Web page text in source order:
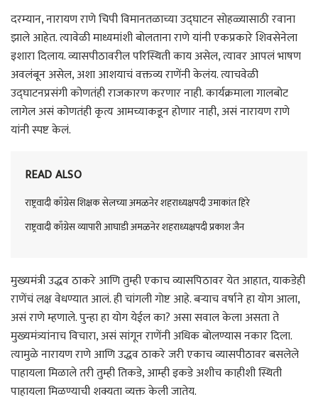
दरम्यान, नारायण राणे चिपी विमानतळाच्या उद्घाटन सोहळ्यासाठी रवाना
झाले आहेत. त्यावेळी माध्यमांशी बोलताना राणे यांनी एकप्रकारे शिवसेनेला
इशारा दिलाय. व्यासपीठावरील परिस्थिती काय असेल, त्यावर आपलं भाषण
अवलंबून असेल, अशा आशयाचं वक्तव्य राणेंनी केलंय. त्याचवेळी
उद्घाटनप्रसंगी कोणतंही राजकारण करणार नाही. कार्यक्रमाला गालबोट
लागेल असं कोणतंही कृत्य आमच्याकडून होणार नाही, असं नारायण राणे
यांनी स्पष्ट केलं.
READ ALSO
राष्ट्रवादी काँग्रेस शिक्षक सेलच्या अमळनेर शहराध्यक्षपदी उमाकांत हिरे
राष्ट्रवादी काँग्रेस व्यापारी आघाडी अमळनेर शहराध्यक्षपदी प्रकाश जैन
मुख्यमंत्री उद्धव ठाकरे आणि तुम्ही एकाच व्यासपिठावर येत आहात, याकडेही
राणेंचं लक्ष वेधण्यात आलं. ही चांगली गोष्ट आहे. बऱ्याच वर्षाने हा योग आला,
असं राणे म्हणाले. पुन्हा हा योग येईल का? असा सवाल केला असता ते
मुख्यमंत्र्यांनाच विचारा, असं सांगून राणेंनी अधिक बोलण्यास नकार दिला.
त्यामुळे नारायण राणे आणि उद्धव ठाकरे जरी एकाच व्यासपीठावर बसलेले
पाहायला मिळाले तरी तुम्ही तिकडे, आम्ही इकडे अशीच काहीशी स्थिती
पाहायला मिळण्याची शक्यता व्यक्त केली जातेय.